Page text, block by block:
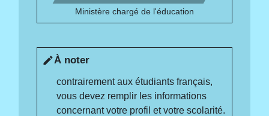
Ministère chargé de l'éducation
editÀ noter
contrairement aux étudiants français,
vous devez remplir les informations
concernant votre profil et votre scolarité.